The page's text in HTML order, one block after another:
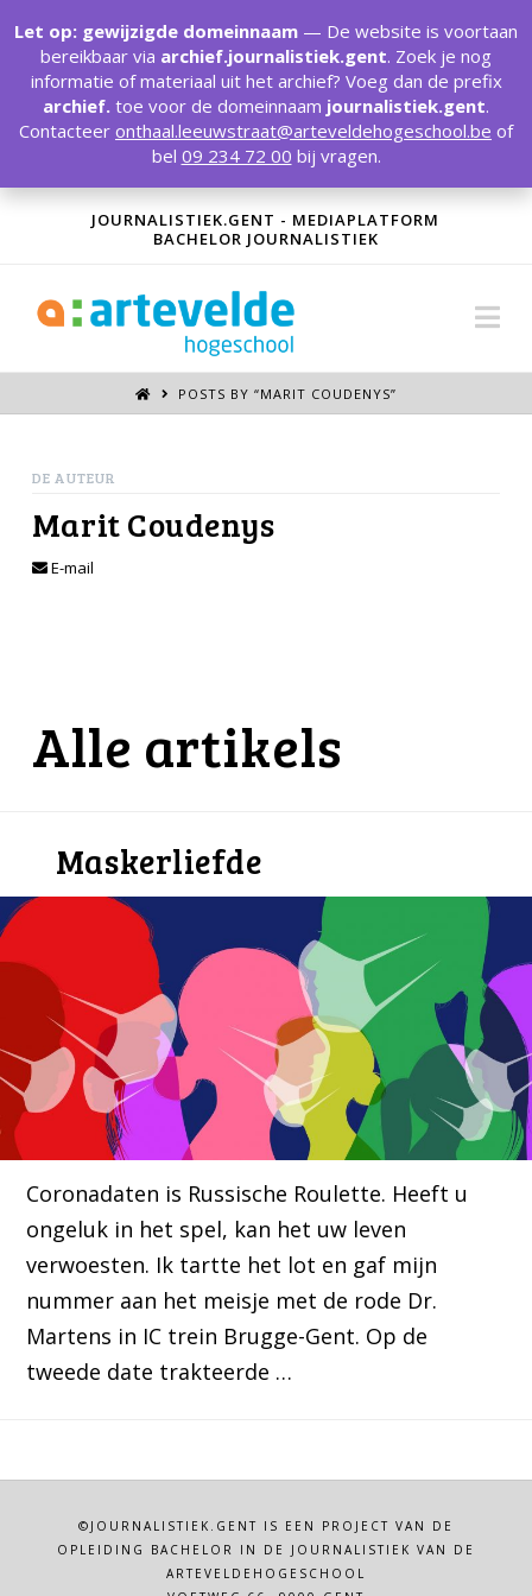
JOURNALISTIEK.GENT - MEDIAPLATFORM
BACHELOR JOURNALISTIEK
POSTS BY “MARIT COUDENYS”
DE AUTEUR
Marit Coudenys
E-mail
Alle artikels
Maskerliefde
Coronadaten is Russische Roulette. Heeft u
ongeluk in het spel, kan het uw leven
verwoesten. Ik tartte het lot en gaf mijn
nummer aan het meisje met de rode Dr.
Martens in IC trein Brugge-Gent. Op de
tweede date trakteerde …
©JOURNALISTIEK.GENT IS EEN PROJECT VAN DE
OPLEIDING BACHELOR IN DE JOURNALISTIEK VAN DE
ARTEVELDEHOGESCHOOL
Let op: gewijzigde domeinnaam — De website is voortaan
bereikbaar via archief.journalistiek.gent. Zoek je nog
informatie of materiaal uit het archief? Voeg dan de prefix
archief. toe voor de domeinnaam journalistiek.gent.
Contacteer onthaal.leeuwstraat@arteveldehogeschool.be of
bel 09 234 72 00 bij vragen.